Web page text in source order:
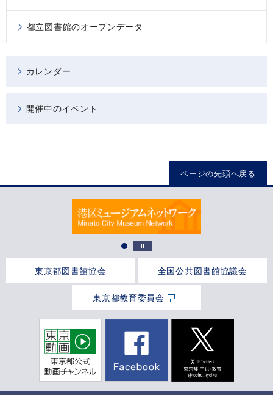
都立図書館のオープンデータ
カレンダー
開催中のイベント
ページの先頭へ戻る
東京都図書館協会 全国公共図書館協議会
東京都教育委員会